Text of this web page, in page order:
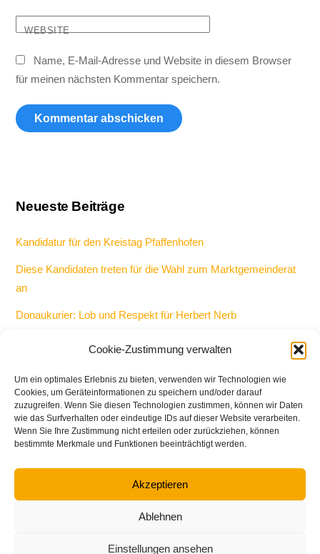
Cookie-Zustimmung verwalten
Um ein optimales Erlebnis zu bieten, verwenden wir Technologien wie
Cookies, um Geräteinformationen zu speichern und/oder darauf
zuzugreifen. Wenn Sie diesen Technologien zustimmen, können wir Daten
wie das Surfverhalten oder eindeutige IDs auf dieser Website verarbeiten.
Wenn Sie Ihre Zustimmung nicht erteilen oder zurückziehen, können
bestimmte Merkmale und Funktionen beeinträchtigt werden.
Akzeptieren
Ablehnen
Einstellungen ansehen
WEBSITE
Name, E-Mail-Adresse und Website in diesem Browser
für meinen nächsten Kommentar speichern.
Neueste Beiträge
Kandidatur für den Kreistag Pfaffenhofen
Diese Kandidaten treten für die Wahl zum Marktgemeinderat
an
Donaukurier: Lob und Respekt für Herbert Nerb
Bericht: 50-Jahr-Feier bei den Freien Wählern in Manching
Back
To